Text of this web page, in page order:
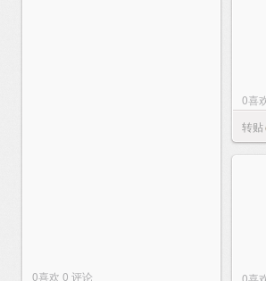
0喜
转贴
0喜欢 0 评论 0喜